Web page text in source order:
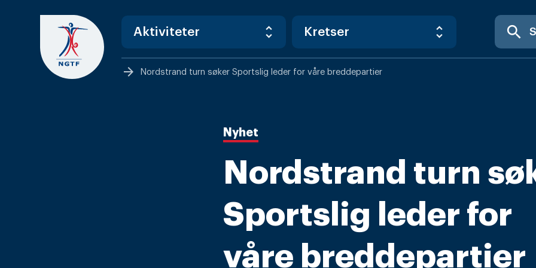
content
search
arrow_forward Nordstrand turn søker Sportslig leder for våre breddepartier
Nyhet
Nordstrand turn
Sportslig leder for
våre breddepartier